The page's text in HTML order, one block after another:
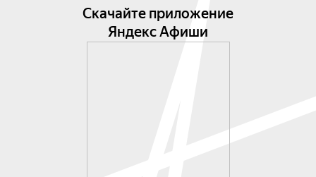
Скачайте приложение
Яндекс Афиши